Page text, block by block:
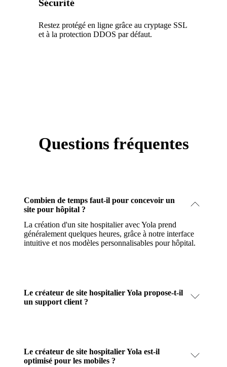
Sécurité
Restez protégé en ligne grâce au cryptage SSL
et à la protection DDOS par défaut.
Questions fréquentes
Combien de temps faut-il pour concevoir un
site pour hôpital ?
La création d'un site hospitalier avec Yola prend
généralement quelques heures, grâce à notre interface
intuitive et nos modèles personnalisables pour hôpital.
Le créateur de site hospitalier Yola propose-t-il
un support client ?
Le créateur de site hospitalier Yola est-il
optimisé pour les mobiles ?